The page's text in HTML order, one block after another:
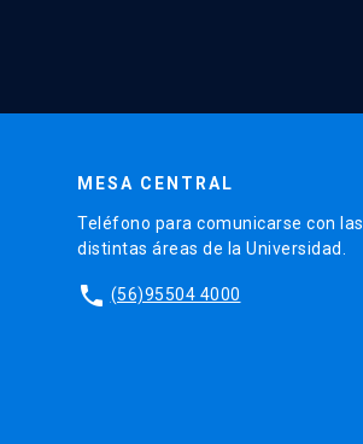
MESA CENTRAL
Teléfono para comunicarse con las
distintas áreas de la Universidad.
phone (56)95504 4000